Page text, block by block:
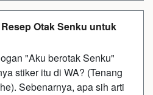
Otak Senku untuk
"Aku berotak Senku"
stiker itu di WA? (Tenang
Sebenarnya, apa sih arti